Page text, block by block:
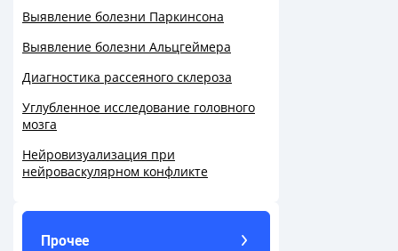
Выявление болезни Паркинсона
Выявление болезни Альцгеймера
Диагностика рассеяного склероза
Углубленное исследование головного
мозга
Нейровизуализация при
нейроваскулярном конфликте
Прочее